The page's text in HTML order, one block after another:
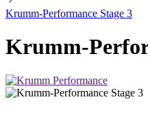
Krumm-Performance Stage 3
Krumm-